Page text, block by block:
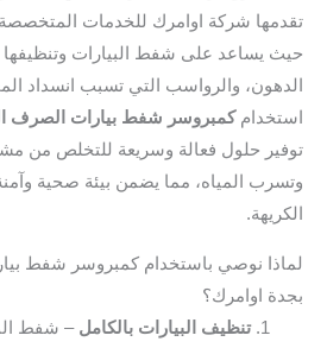
شركة اوامرك للخدمات المتخصصة في
يساعد على شفط البيارات وتنظيفها من
والرواسب التي تسبب انسداد
كمبروسر شفط بيارات الصرف الصحي
حلول فعالة وسريعة للتخلص من مشاكل
المياه، مما يضمن بيئة صحية وآمنة
نوصي باستخدام كمبروسر شفط بيارات
اوامرك؟
تنظيف البيارات بالكامل– شفط المياه